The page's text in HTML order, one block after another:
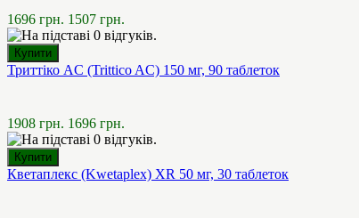
1696 грн. 1507 грн.
Триттіко AC (Trittico AC) 150 мг, 90 таблеток
1908 грн. 1696 грн.
Кветаплекс (Kwetaplex) XR 50 мг, 30 таблеток